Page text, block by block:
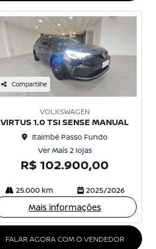
Compartilhe
VOLKSWAGEN
VIRTUS 1.0 TSI SENSE MANUAL
Itaimbé Passo Fundo
Ver Mais 2 lojas
R$ 102.900,00
25.000 km 2025/2026
Mais informações
FALAR AGORA COM O VENDEDOR